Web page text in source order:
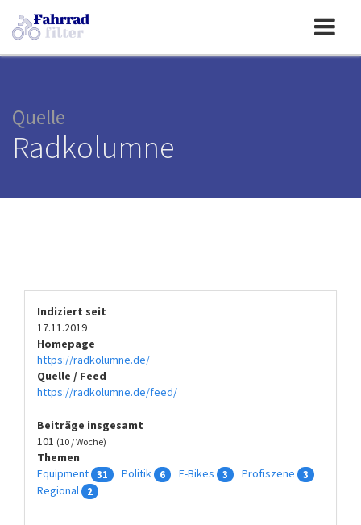
Toggle
navigation
Quelle
Radkolumne
Indiziert seit
17.11.2019
Homepage
https://radkolumne.de/
Quelle / Feed
https://radkolumne.de/feed/
Beiträge insgesamt
101 (10 / Woche)
Themen
Equipment 31 Politik 6 E-Bikes 3 Profiszene 3
Regional 2